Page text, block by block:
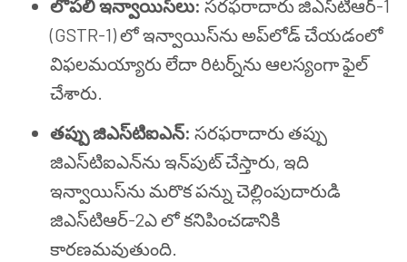
లోపలి ఇన్వాయిస్‌లు: సరఫరాదారు జిఎస్‌టి‌ఆర్-1
(GSTR-1) లో ఇన్వాయిస్‌ను అప్‌లోడ్ చేయడంలో
విఫలమయ్యారు లేదా రిటర్న్‌ను ఆలస్యంగా ఫైల్
చేశారు.
తప్పు జిఎస్‌టి‌ఐఎన్: సరఫరాదారు తప్పు
జిఎస్‌టి‌ఐఎన్‌ను ఇన్‌పుట్ చేస్తారు, ఇది
ఇన్వాయిస్‌ను మరొక పన్ను చెల్లింపుదారుడి
జిఎస్‌టి‌ఆర్-2ఎ లో కనిపించడానికి
కారణమవుతుంది.